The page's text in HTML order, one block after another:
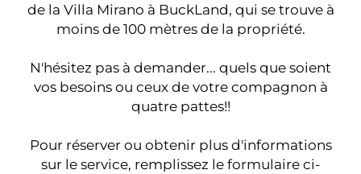
de la Villa Mirano à BuckLand, qui se trouve à
moins de 100 mètres de la propriété.
N'hésitez pas à demander... quels que soient
vos besoins ou ceux de votre compagnon à
quatre pattes!!
Pour réserver ou obtenir plus d'informations
sur le service, remplissez le formulaire ci-